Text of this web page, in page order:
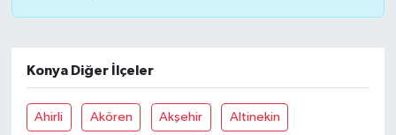
Konya Diğer İlçeler
Ahirli Akören Akşehir Altinekin